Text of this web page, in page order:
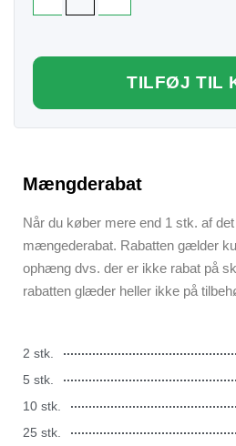
TILFØJ TIL
Mængderabat
Når du køber mere end 1 stk. af
mængederabat. Rabatten gælder
ophæng dvs. der er ikke rabat på
rabatten glæder heller ikke på
2 stk.
5 stk.
10 stk.
25 stk.